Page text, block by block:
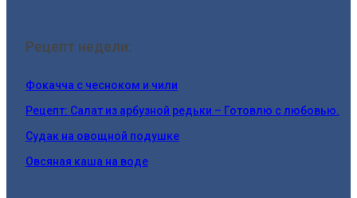
Рецепт недели:
Фокачча с чесноком и чили
Рецепт: Салат из арбузной редьки – Готовлю с любовью.
Судак на овощной подушке
Овсяная каша на воде